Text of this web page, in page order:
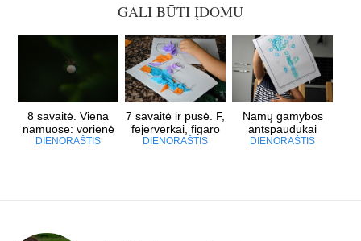
GALI BŪTI ĮDOMU
8 savaitė. Viena
namuose: vorienė
DIENORAŠTIS
7 savaitė ir pusė. F,
fejerverkai, figaro
DIENORAŠTIS
Namų gamybos
antspaudukai
DIENORAŠTIS